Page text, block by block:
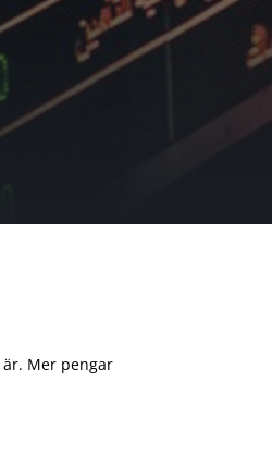
Mer pengar